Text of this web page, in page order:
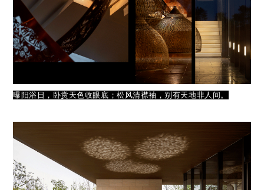
曝阳浴日，卧赏天色收眼底；松风清襟袖，别有天地非人间。